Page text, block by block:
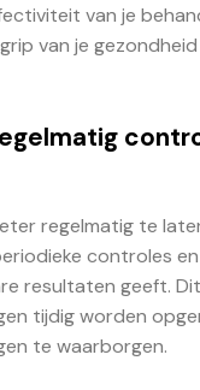
van je
van je
regelmatig te
controles
resultaten geeft.
tijdig worden
te waarborgen.